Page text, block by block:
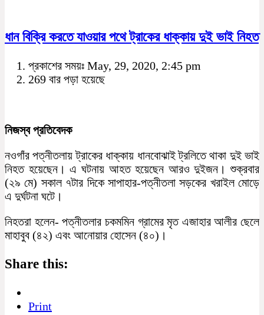
ধান বিক্রি করতে যাওয়ার পথে ট্রাকের ধাক্কায় দুই ভাই নিহত
প্রকাশের সময়ঃ May, 29, 2020, 2:45 pm
269 বার পড়া হয়েছে
নিজস্ব প্রতিবেদক
নওগাঁর পত্নীতলায় ট্রাকের ধাক্কায় ধানবোঝাই ট্রলিতে থাকা দুই ভাই
নিহত হয়েছেন। এ ঘটনায় আহত হয়েছেন আরও দুইজন। শুক্রবার
(২৯ মে) সকাল ৭টার দিকে সাপাহার-পত্নীতলা সড়কের খরাইল মোড়ে
এ দুর্ঘটনা ঘটে।
নিহতরা হলেন- পত্নীতলার চকমমিন গ্রামের মৃত এজাহার আলীর ছেলে
মাহাবুব (৪২) এবং আনোয়ার হোসেন (৪০)।
Share this:
Print